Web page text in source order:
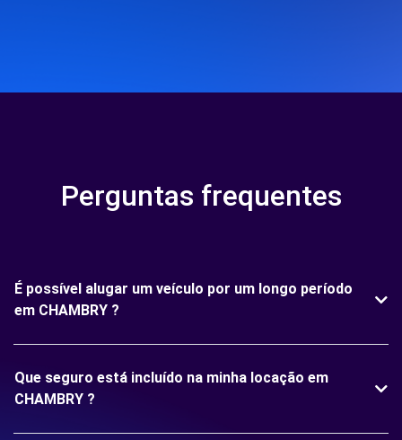
Perguntas frequentes
É possível alugar um veículo por um longo período
em CHAMBRY ?
Que seguro está incluído na minha locação em
CHAMBRY ?